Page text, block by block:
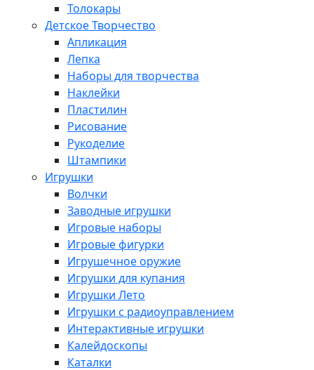
Толокары
Детское Творчество
Апликация
Лепка
Наборы для творчества
Наклейки
Пластилин
Рисование
Рукоделие
Штампики
Игрушки
Волчки
Заводные игрушки
Игровые наборы
Игровые фигурки
Игрушечное оружие
Игрушки для купания
Игрушки Лето
Игрушки с радиоуправлением
Интерактивные игрушки
Калейдоскопы
Каталки